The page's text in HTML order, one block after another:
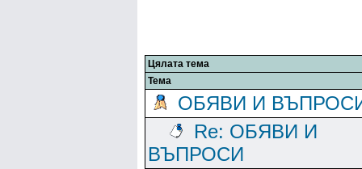
Цялата тема
Тема
ОБЯВИ И
Re: ОБЯВИ И
ВЪПРОСИ